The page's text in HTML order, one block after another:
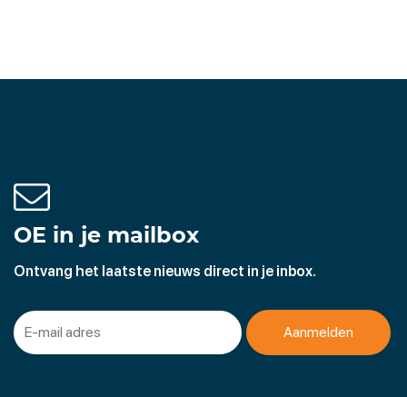
OE in je mailbox
Ontvang het laatste nieuws direct in je inbox.